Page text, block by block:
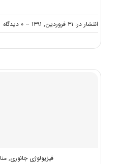
انتشار در: ۳۱ فروردین, ۱۳۹۱ -- ۰ دیدگاه
on
فیزیولوژی جانوری,